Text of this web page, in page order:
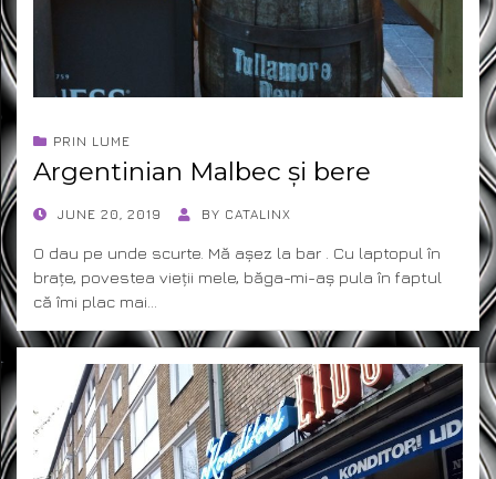
PRIN LUME
Argentinian Malbec și bere
POSTEDJUNE 20, 2019 BY CATALINX
O dau pe unde scurte. Mă așez la bar . Cu laptopul în
brațe, povestea vieții mele, băga-mi-aș pula în faptul
că îmi plac mai…